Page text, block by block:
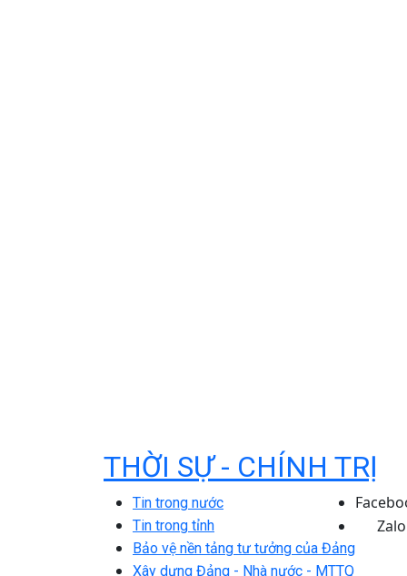
THỜI SỰ - CHÍNH TRỊ
Tin trong nước
Tin trong tỉnh
Bảo vệ nền tảng tư tưởng của Đảng
Xây dựng Đảng - Nhà nước - MTTQ
Zalo